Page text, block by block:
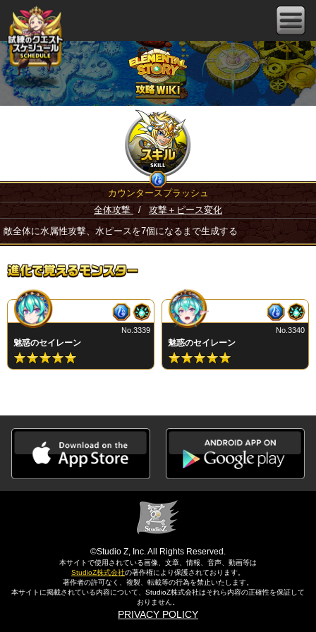
カウンタースプラッシュ
全体攻撃
/ 攻撃＋ピース変化
敵全体に水属性攻撃、水ピースを7個になるまで生成する
魅惑のセイレーン
No.3339
魅惑のセイレーン
No.3340
©Studio Z, Inc. All Rights Reserved.
本サイトで使用されている画像、文章、情報、音声、動画等は
StudioZ株式会社の著作権により保護されております。
著作者の許可なく、複製、転載等の行為を禁止いたします。
本サイトに掲載されている内容について、StudioZ株式会社はそれら内容の正確性を保証して
おりません。
PRIVACY POLICY